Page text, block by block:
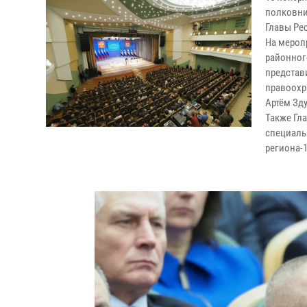
Главы
На
Артём
Также